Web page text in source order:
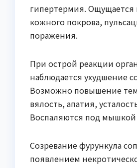
гипертермия.
кожного покрова,
поражения.
При острой реакции
наблюдается ухудшение
Возможно повышение
вялость, апатия,
Воспаляются под
Созревание фурункула
появлением